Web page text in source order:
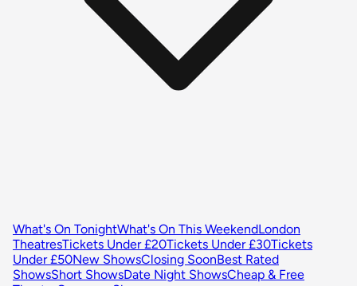
What's On TonightWhat's On This WeekendLondon
TheatresTickets Under £20Tickets Under £30Tickets
Under £50New ShowsClosing SoonBest Rated
ShowsShort ShowsDate Night ShowsCheap & Free